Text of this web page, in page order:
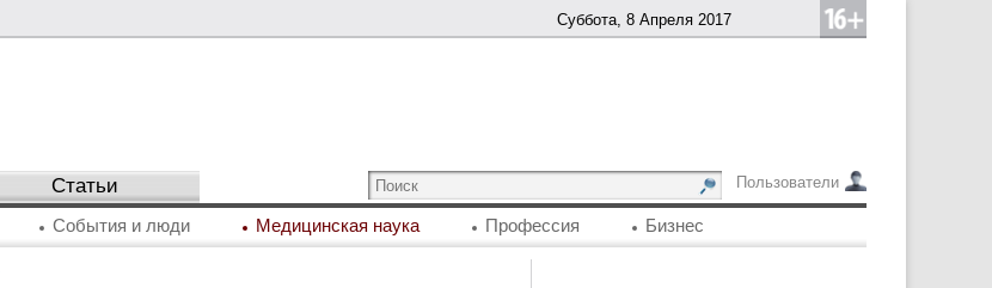
Суббота, 8 Апреля 2017
Пользователи
Статьи
События и люди Медицинская наука Профессия Бизнес